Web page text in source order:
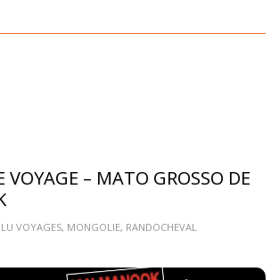
VOYAGE – MATO GROSSO DE
VOYAGES, MONGOLIE, RANDOCHEVAL